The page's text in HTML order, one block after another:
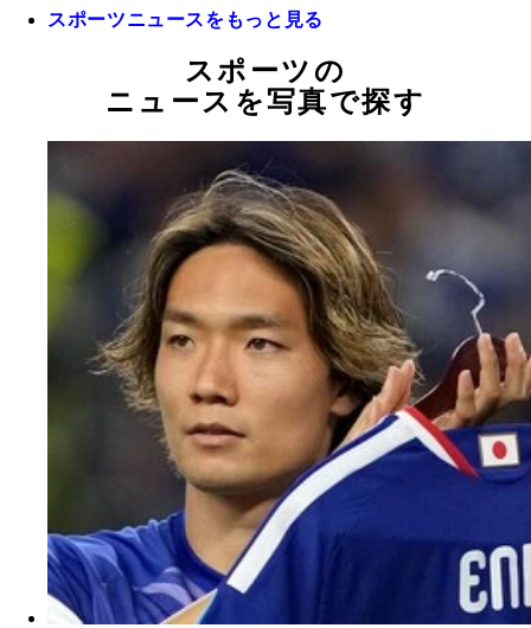
スポーツニュースをもっと見る
スポーツの
ニュースを写真で探す